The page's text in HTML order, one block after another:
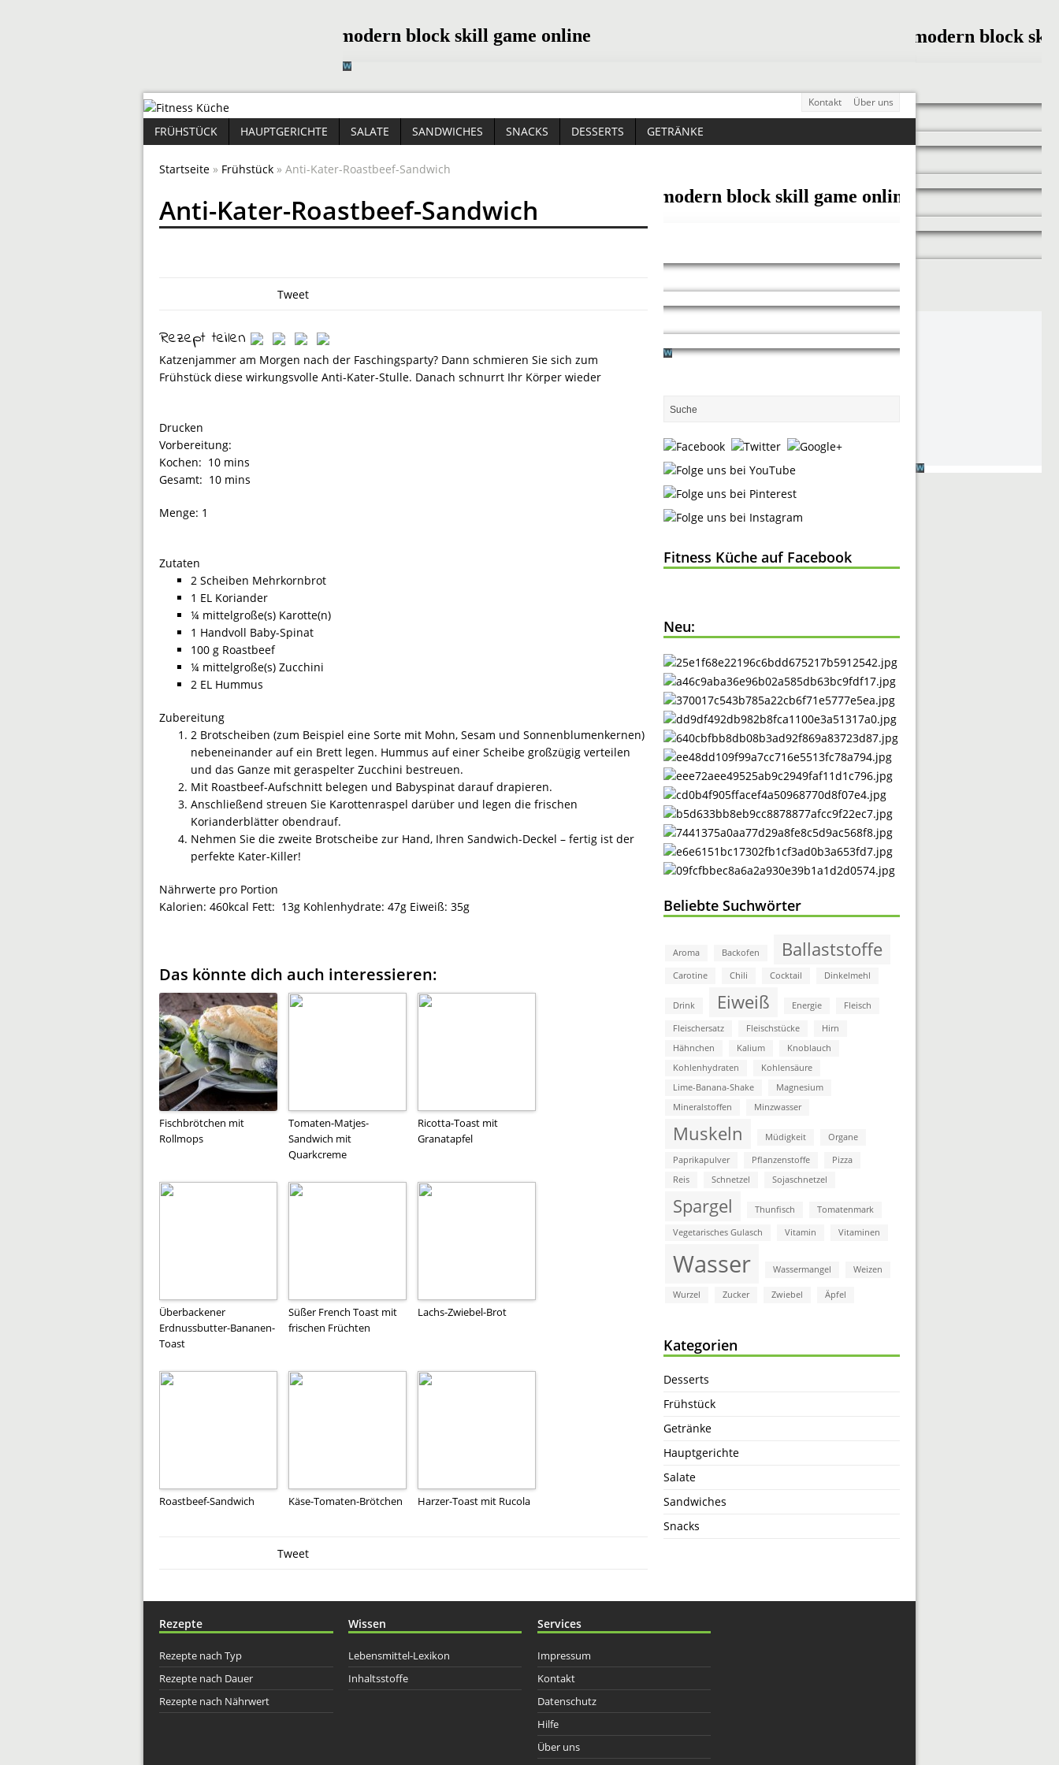
Kontakt Über uns
FRÜHSTÜCK HAUPTGERICHTE SALATE SANDWICHES SNACKS DESSERTS GETRÄNKE
Startseite » Frühstück » Anti-Kater-Roastbeef-Sandwich
Anti-Kater-Roastbeef-Sandwich
Tweet
Rezept teilen
Katzenjammer am Morgen nach der Faschingsparty? Dann schmieren Sie sich zum
Frühstück diese wirkungsvolle Anti-Kater-Stulle. Danach schnurrt Ihr Körper wieder
Drucken
Vorbereitung:
Kochen: 10 mins
Gesamt: 10 mins
Menge: 1
Zutaten
2 Scheiben Mehrkornbrot
1 EL Koriander
¼ mittelgroße(s) Karotte(n)
1 Handvoll Baby-Spinat
100 g Roastbeef
¼ mittelgroße(s) Zucchini
2 EL Hummus
Zubereitung
2 Brotscheiben (zum Beispiel eine Sorte mit Mohn, Sesam und Sonnenblumenkernen)
nebeneinander auf ein Brett legen. Hummus auf einer Scheibe großzügig verteilen
und das Ganze mit geraspelter Zucchini bestreuen.
Mit Roastbeef-Aufschnitt belegen und Babyspinat darauf drapieren.
Anschließend streuen Sie Karottenraspel darüber und legen die frischen
Korianderblätter obendrauf.
Nehmen Sie die zweite Brotscheibe zur Hand, Ihren Sandwich-Deckel – fertig ist der
perfekte Kater-Killer!
Nährwerte pro Portion
Kalorien: 460kcal Fett: 13g Kohlenhydrate: 47g Eiweiß: 35g
Das könnte dich auch interessieren:
Fischbrötchen mit
Rollmops
Tomaten-Matjes-
Sandwich mit
Quarkcreme
Ricotta-Toast mit
Granatapfel
Überbackener
Erdnussbutter-Bananen-
Toast
Süßer French Toast mit
frischen Früchten
Lachs-Zwiebel-Brot
Roastbeef-Sandwich Käse-Tomaten-Brötchen Harzer-Toast mit Rucola
Tweet
Fitness Küche auf Facebook
Neu:
Beliebte Suchwörter
Aroma Backofen Ballaststoffe
Carotine Chili Cocktail Dinkelmehl
Drink Eiweiß Energie Fleisch
Fleischersatz Fleischstücke
Hirn
Hähnchen
Kalium
Knoblauch
Kohlenhydraten
Kohlensäure
Lime-Banana-Shake
Magnesium
Mineralstoffen
Minzwasser
Muskeln Müdigkeit Organe
Paprikapulver Pflanzenstoffe
Pizza
Reis
Schnetzel Sojaschnetzel
Spargel Thunfisch Tomatenmark
Vegetarisches Gulasch Vitamin Vitaminen
Wasser Wassermangel Weizen
Wurzel Zucker Zwiebel Äpfel
Kategorien
Desserts
Frühstück
Getränke
Hauptgerichte
Salate
Sandwiches
Snacks
Rezepte
Rezepte nach Typ
Rezepte nach Dauer
Rezepte nach Nährwert
Wissen
Lebensmittel-Lexikon
Inhaltsstoffe
Services
Impressum
Kontakt
Datenschutz
Hilfe
Über uns